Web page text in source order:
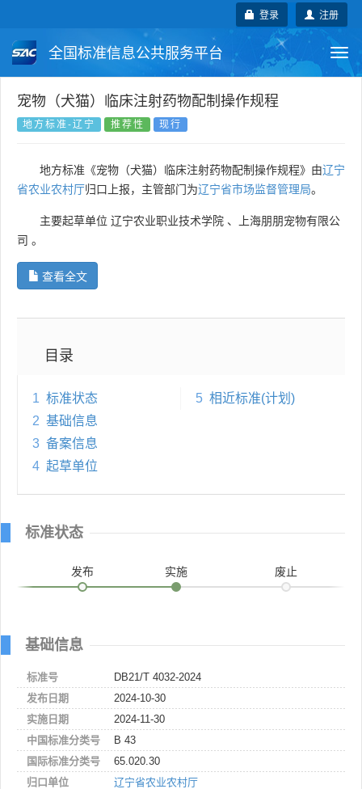
注册
登录
全国标准信息公共服务平台
国家标准 行业标准 地方标准
国外标准 技术委员会
宠物（犬猫）临床注射药物配制操作规程
地方标准-辽宁 推荐性 现行
地方标准《宠物（犬猫）临床注射药物配制操作规程》由辽宁
省农业农村厅归口上报，主管部门为辽宁省市场监督管理局。
主要起草单位 辽宁农业职业技术学院 、
上海朋朋宠物有限公
司 。
查看全文
目录
1 标准状态
2 基础信息
3 备案信息
4 起草单位
5 相近标准(计划)
标准状态
发布 实施 废止
基础信息
标准号
DB21/T 4032-2024
发布日期
2024-10-30
实施日期
2024-11-30
中国标准分类号
B 43
国际标准分类号
65.020.30
归口单位
辽宁省农业农村厅